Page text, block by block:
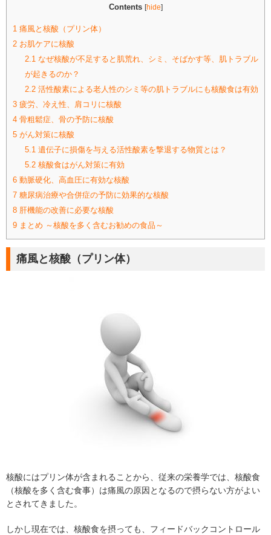
Contents [hide]
1 痛風と核酸（プリン体）
2 お肌ケアに核酸
2.1なぜ核酸が不足すると肌荒れ、シミ、そばかす等、肌トラブル
が起きるのか？
2.2活性酸素による老人性のシミ等の肌トラブルにも核酸食は有効
3 疲労、冷え性、肩コリに核酸
4 骨粗鬆症、骨の予防に核酸
5 がん対策に核酸
5.1遺伝子に損傷を与える活性酸素を撃退する物質とは？
5.2核酸食はがん対策に有効
6 動脈硬化、高血圧に有効な核酸
7 糖尿病治療や合併症の予防に効果的な核酸
8 肝機能の改善に必要な核酸
9 まとめ ～核酸を多く含むお勧めの食品～
痛風と核酸（プリン体）
核酸にはプリン体が含まれることから、従来の栄養学では、核酸食
（核酸を多く含む食事）は痛風の原因となるので摂らない方がよい
とされてきました。
しかし現在では、核酸食を摂っても、フィードバックコントロール